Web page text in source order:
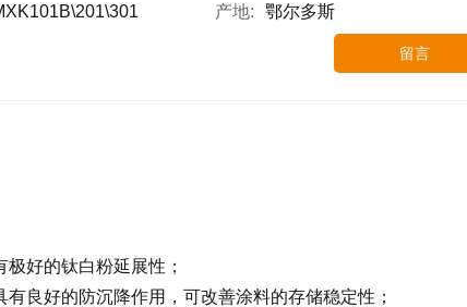
产地: 鄂尔多斯
留言
好的钛白粉延展性；
良好的防沉降作用，可改善涂料的存储稳定性；